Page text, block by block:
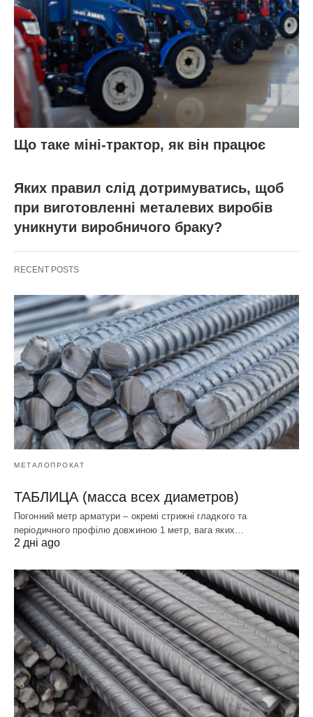
Що таке міні-трактор, як він працює
Яких правил слід дотримуватись, щоб
при виготовленні металевих виробів
уникнути виробничого браку?
RECENT POSTS
МЕТАЛОПРОКАТ
ТАБЛИЦА (масса всех диаметров)
Погонний метр арматури – окремі стрижні гладкого та
періодичного профілю довжиною 1 метр, вага яких…
2 дні ago